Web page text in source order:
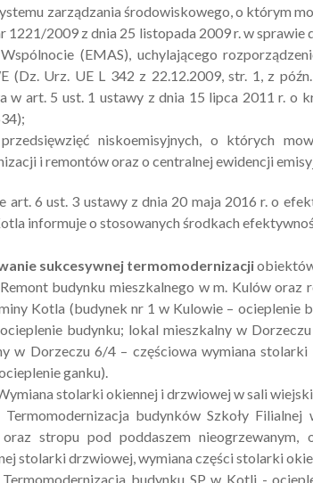
zarządzania środowiskowego, o którym
1221/2009 z dnia 25 listopada 2009 r. w
(EMAS), uchylającego
(Dz. Urz. UE L 342 z 22.12.2009, str. 1, z
w art. 5 ust. 1 ustawy z dnia 15 lipca 2011 r. o
niskoemisyjnych, o których
i remontów oraz o centralnej ewidencji
art. 6 ust. 3 ustawy z dnia 20 maja 2016 r. o
informuje o stosowanych środkach
sukcesywnej termomodernizacji
Remont budynku mieszkalnego w m. Kulów
Kotla (budynek nr 1 w Kulowie – ocieplenie
budynku; lokal mieszkalny w
w Dorzeczu 6/4 – częściowa wymiana
ganku).
stolarki okiennej i drzwiowej w sali
Termomodernizacja budynków Szkoły
stropu pod poddaszem nieogrzewanym,
stolarki drzwiowej, wymiana części stolarki
Termomodernizacja budynku SP w Kotli -